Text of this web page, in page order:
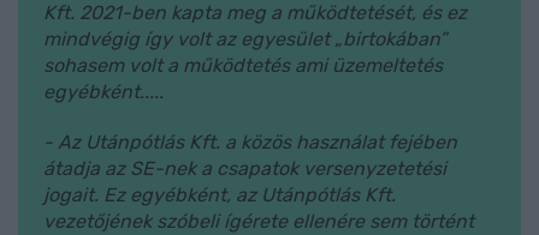
Kft. 2021-ben kapta meg a működtetését, és ez
mindvégig így volt az egyesület „birtokában”
sohasem volt a működtetés ami üzemeltetés
egyébként.....
- Az Utánpótlás Kft. a közös használat fejében
átadja az SE-nek a csapatok versenyzetetési
jogait. Ez egyébként, az Utánpótlás Kft.
vezetőjének szóbeli ígérete ellenére sem történt